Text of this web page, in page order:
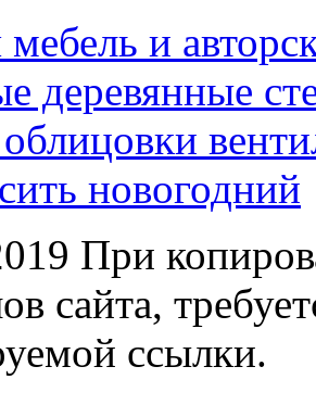
и
деревянные
новогодний
При
сайта,
ссылки.